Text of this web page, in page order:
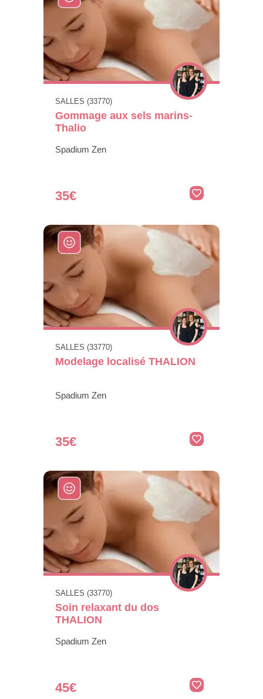
SALLES (33770)
Gommage aux sels marins-
Thalio
Spadium Zen
35€
SALLES (33770)
Modelage localisé THALION
Spadium Zen
35€
SALLES (33770)
Soin relaxant du dos
THALION
Spadium Zen
45€